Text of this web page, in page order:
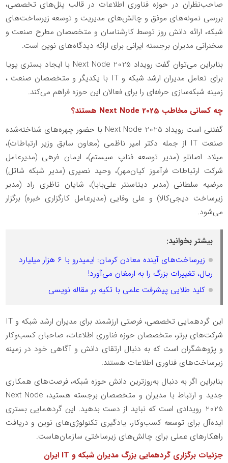
صاحب‌نظران در حوزه فناوری اطلاعات در قالب پنل‌های تخصصی،
بررسی نمونه‌های موفق و چالش‌های مدیریت و توسعه زیرساخت‌های
شبکه، ارائه دانش روز توسط کارشناسان و متخصصان مطرح صنعت و
سخنرانی مدیران برجسته ایرانی برای ارائه دیدگاه‌های نوین است.
بنابراین می‌توان گفت رویداد Next Node 2025 با ایجاد بستری پویا
برای تعامل مدیران ارشد شبکه وIT با یکدیگر و متخصصان صنعت ،
زمینه شبکه‌سازی حرفه‌ای را برای فعالان این حوزه فراهم می‌کند.
چه کسانی مخاطب Next Node 2025 هستند؟
گفتنی است رویداد Next Node 2025 با حضور چهره‌های شناخته‌شده
صنعت IT از جمله دکتر امیر ناظمی (معاون سابق وزیر ارتباطات)،
میلاد اصانلو (مدیر توسعه فناپ سیستم)، ایمان فرهی (مدیرعامل
شرکت ارتباطات فرآموز کیان‌مهر)، وحید نصیری (مدیر شبکه شاتل)
مرضیه سلطانی (مدیر دیتاسنتر علی‌بابا)، شایان ناظری راد (مدیر
زیرساخت دیجی‌کالا) و علی وفایی (مدیرعامل کارگزاری خبره) برگزار
می‌شود.
بیشتر بخوانید:
زیرساخت‌های آینده معادن کرمان: ایمیدرو با ۶ هزار میلیارد
ریال، تغییرات بزرگ را به ارمغان می‌آورد!
کلید طلایی پیشرفت علمی با تکیه بر مقاله نویسی
این گردهمایی تخصصی، فرصتی ارزشمند برای مدیران ارشد شبکه وIT
شرکت‌های برتر، متخصصان حوزه فناوری اطلاعات، صاحبان کسب‌وکار
و پژوهشگران است که به دنبال ارتقای دانش و آگاهی خود در زمینه
زیرساخت‌های فناوری اطلاعات هستند.
بنابراین اگر به دنبال به‌روزترین دانش حوزه شبکه، فرصت‌های همکاری
جدید و ارتباط با مدیران و متخصصان برجسته هستید، Next Node
2025 رویدادی است که نباید از دست بدهید. این گردهمایی بستری
ایده‌آل برای توسعه کسب‌وکار، یادگیری تکنولوژی‌های نوین و دریافت
راهکارهای عملی برای چالش‌های زیرساختی سازمان‌هاست.
جزئیات برگزاری گردهمایی بزرگ مدیران شبکه و IT ایران